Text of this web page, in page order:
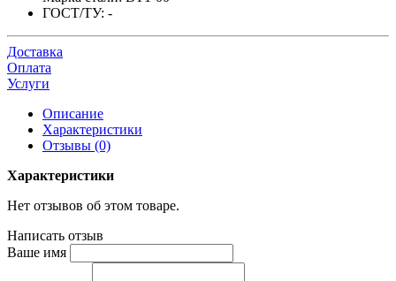
ГОСТ/ТУ: -
Доставка
Оплата
Услуги
Описание
Характеристики
Отзывы (0)
Характеристики
Нет отзывов об этом товаре.
Написать отзыв
Ваше имя